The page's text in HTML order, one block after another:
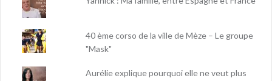
40 ème corso de la ville de Mèze – Le groupe
"Mask"
Aurélie explique pourquoi elle ne veut plus